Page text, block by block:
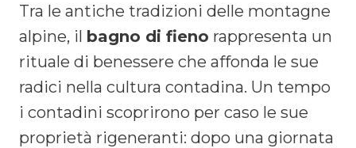
Tra le antiche tradizioni delle montagne
alpine, il bagno di fieno rappresenta un
rituale di benessere che affonda le sue
radici nella cultura contadina. Un tempo
i contadini scoprirono per caso le sue
proprietà rigeneranti: dopo una giornata